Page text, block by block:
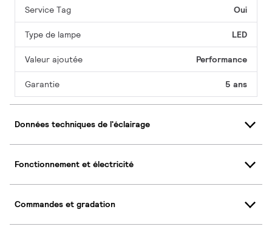
Service Tag Oui
Type de lampe LED
Valeur ajoutée Performance
Garantie 5 ans
Données techniques de l'éclairage
Fonctionnement et électricité
Commandes et gradation